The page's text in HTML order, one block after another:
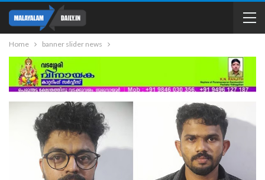
Home banner slider news